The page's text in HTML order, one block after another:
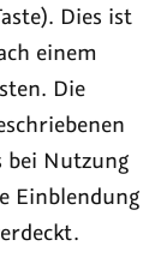
Dies ist
einem
Die
bei Nutzung
Einblendung